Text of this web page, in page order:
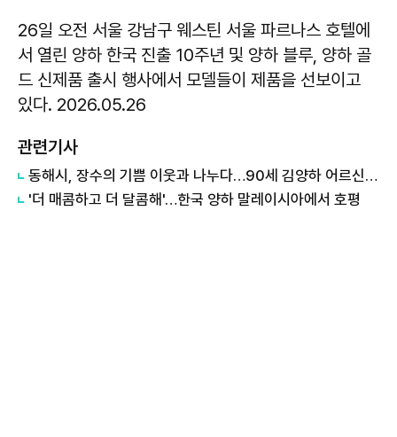
26일 오전 서울 강남구 웨스틴 서울 파르나스 호텔에
서 열린 양하 한국 진출 10주년 및 양하 블루, 양하 골
드 신제품 출시 행사에서 모델들이 제품을 선보이고
있다. 2026.05.26
관련기사
동해시, 장수의 기쁨 이웃과 나누다…90세 김양하 어르신, 성금 50만원 기탁
​'더 매콤하고 더 달콤해'…한국 양하 말레이시아에서 호평